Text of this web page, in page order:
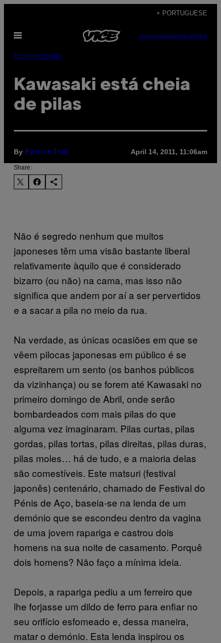
content
+ PORTUGUESE
Open
SUBSCRIBENEWSLETTER
Entretenimento
Kawasaki está cheia
de pilas
By Patrick Tsai April 14, 2011, 11:06am
Share:
Não é segredo nenhum que muitos
japoneses têm uma visão bastante liberal
relativamente àquilo que é considerado
bizarro (ou não) na cama, mas isso não
significa que andem por aí a ser pervertidos
e a sacar a pila no meio da rua.
Na verdade, as únicas ocasiões em que se
vêem pilocas japonesas em público é se
espreitarem um sento (os banhos públicos
da vizinhança) ou se forem até Kawasaki no
primeiro domingo de Abril, onde serão
bombardeados com mais pilas do que
alguma vez imaginaram. Pilas curtas, pilas
gordas, pilas tortas, pilas direitas, pilas duras,
pilas moles… há de tudo, e a maioria delas
são comestíveis. Este matsuri (festival
japonês) centenário, chamado de Festival do
Pénis de Aço, baseia-se na lenda de um
demónio que se escondeu dentro da vagina
de uma jovem rapariga e castrou dois
homens na sua noite de casamento. Porquê
dois homens? Não faço a mínima ideia.
Depois, a rapariga pediu a um ferreiro que
lhe forjasse um dildo de ferro para enfiar no
seu orifício esfomeado e, dessa maneira,
matar o demónio. Esta lenda inspirou os